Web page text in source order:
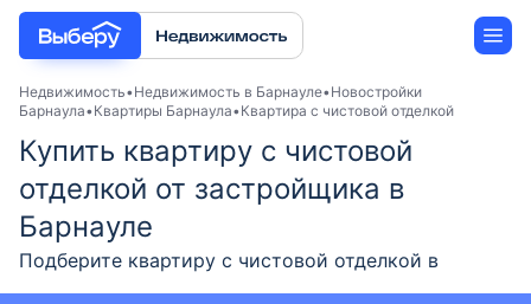
Новостройки
Застройщики
Ипотека
Недвижимость Недвижимость в Барнауле Новостройки
Барнаула Квартиры Барнаула Квартира с чистовой отделкой
Купить квартиру с чистовой
отделкой от застройщика в
Барнауле
Подберите квартиру с чистовой отделкой в
новостройке Барнаула от застройщика в 2026